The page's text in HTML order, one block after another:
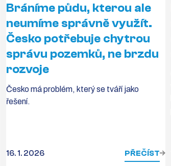
Bráníme půdu, kterou ale
neumíme správně využít.
Česko potřebuje chytrou
správu pozemků, ne brzdu
rozvoje
Česko má problém, který se tváří jako
řešení.
16. 1. 2026 PŘEČÍST